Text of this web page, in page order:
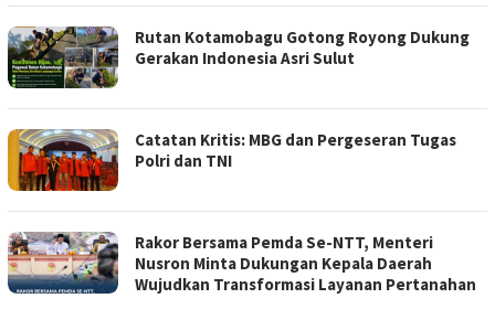
Rutan Kotamobagu Gotong Royong Dukung
Gerakan Indonesia Asri Sulut
Catatan Kritis: MBG dan Pergeseran Tugas
Polri dan TNI
Rakor Bersama Pemda Se-NTT, Menteri
Nusron Minta Dukungan Kepala Daerah
Wujudkan Transformasi Layanan Pertanahan